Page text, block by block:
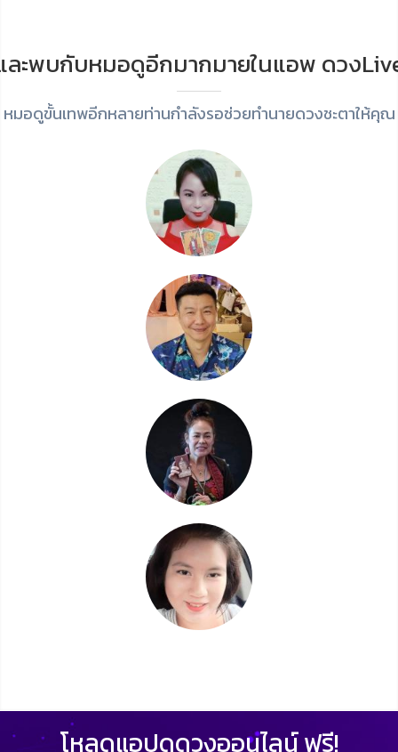
ละพบกับหมอดูอีกมากมายในแอพ ดวง
หมอดูขั้นเทพอีกหลายท่านกำลังรอช่วยทำนายดวงชะตาให้คุณ
โหลดแอปดูดวงออนไลน์ ฟรี!